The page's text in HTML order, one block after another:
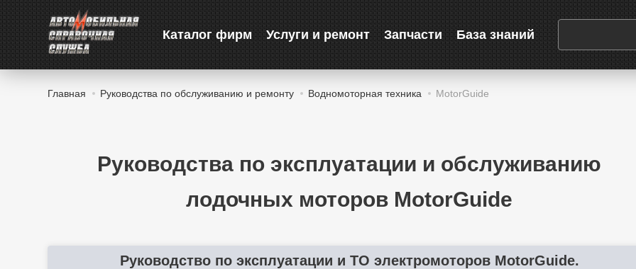
Каталог фирм Услуги и ремонт Запчасти База знаний
Главная Руководства по обслуживанию и ремонту Водномоторная техника MotorGuide
Руководства по эксплуатации и обслуживанию
лодочных моторов MotorGuide
Руководство по эксплуатации и ТО электромоторов MotorGuide.